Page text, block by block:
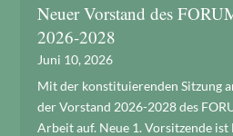
Neuer Vorstand des
2026-2028
Juni 10, 2026
Mit der konstituierenden Sitzung
der Vorstand 2026-2028 des
Arbeit auf. Neue 1. Vorsitzende ist